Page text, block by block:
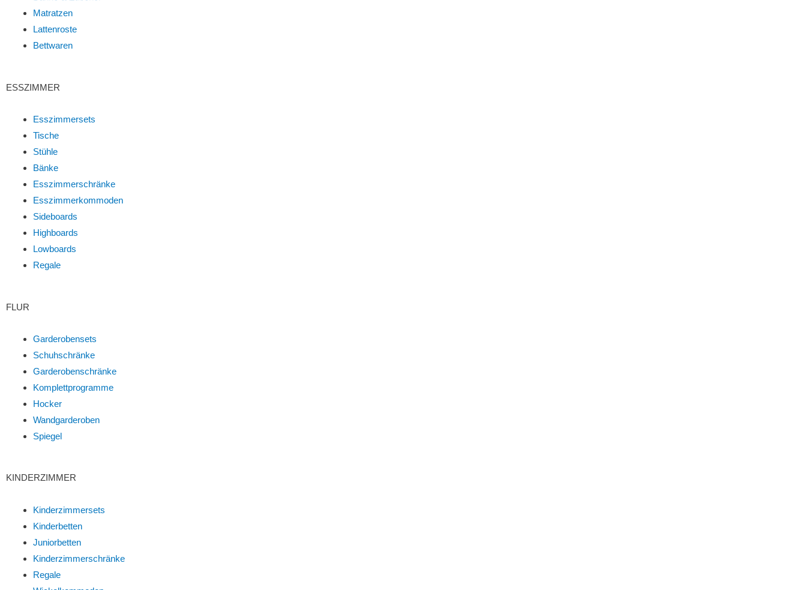
Matratzen
Lattenroste
Bettwaren
ESSZIMMER
Esszimmersets
Tische
Stühle
Bänke
Esszimmerschränke
Esszimmerkommoden
Sideboards
Highboards
Lowboards
Regale
FLUR
Garderobensets
Schuhschränke
Garderobenschränke
Komplettprogramme
Hocker
Wandgarderoben
Spiegel
KINDERZIMMER
Kinderzimmersets
Kinderbetten
Juniorbetten
Kinderzimmerschränke
Regale